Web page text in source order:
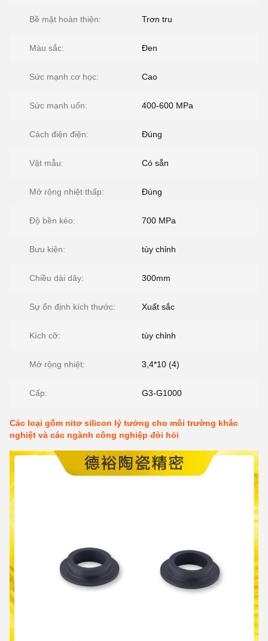
Bề mặt hoàn thiện: Trơn tru
Màu sắc: Đen
Sức mạnh cơ học: Cao
Sức mạnh uốn: 400-600 MPa
Cách điện điện: Đúng
Vật mẫu: Có sẵn
Mở rộng nhiệt thấp: Đúng
Độ bền kéo: 700 MPa
Bưu kiện: tùy chỉnh
Chiều dài dây: 300mm
Sự ổn định kích thước: Xuất sắc
Kích cỡ: tùy chỉnh
Mở rộng nhiệt: 3,4*10 (4)
Cấp: G3-G1000
Các loại gốm nitơ silicon lý tưởng cho môi trường khắc
nghiệt và các ngành công nghiệp đòi hỏi